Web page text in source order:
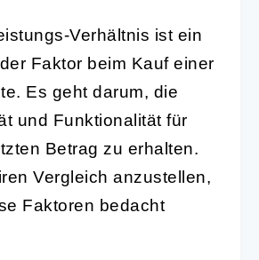
Verhältnis ist ein
Faktor beim Kauf einer
Es geht darum, die
und Funktionalität für
Betrag zu erhalten.
Vergleich anzustellen,
Faktoren bedacht